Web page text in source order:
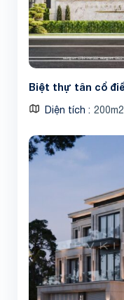
Biệt thự tân cổ
Diện tích